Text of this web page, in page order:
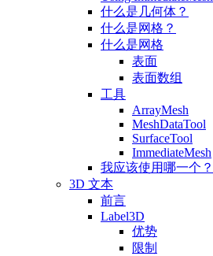
什么是几何体？
什么是网格？
什么是网格
表面
表面数组
工具
ArrayMesh
MeshDataTool
SurfaceTool
ImmediateMesh
我应该使用哪一个？
3D 文本
前言
Label3D
优势
限制